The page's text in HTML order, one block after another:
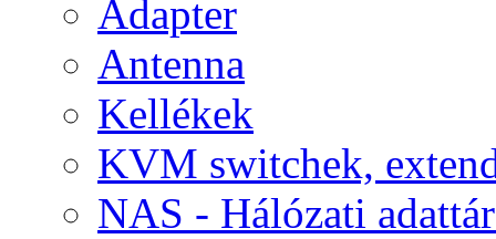
Adapter
Antenna
Kellékek
KVM switchek,
NAS - Hálózati